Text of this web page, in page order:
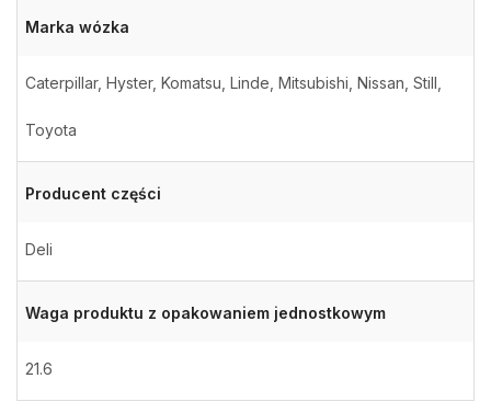
Marka wózka
Caterpillar, Hyster, Komatsu, Linde, Mitsubishi, Nissan, Still,
Toyota
Producent części
Deli
Waga produktu z opakowaniem jednostkowym
21.6